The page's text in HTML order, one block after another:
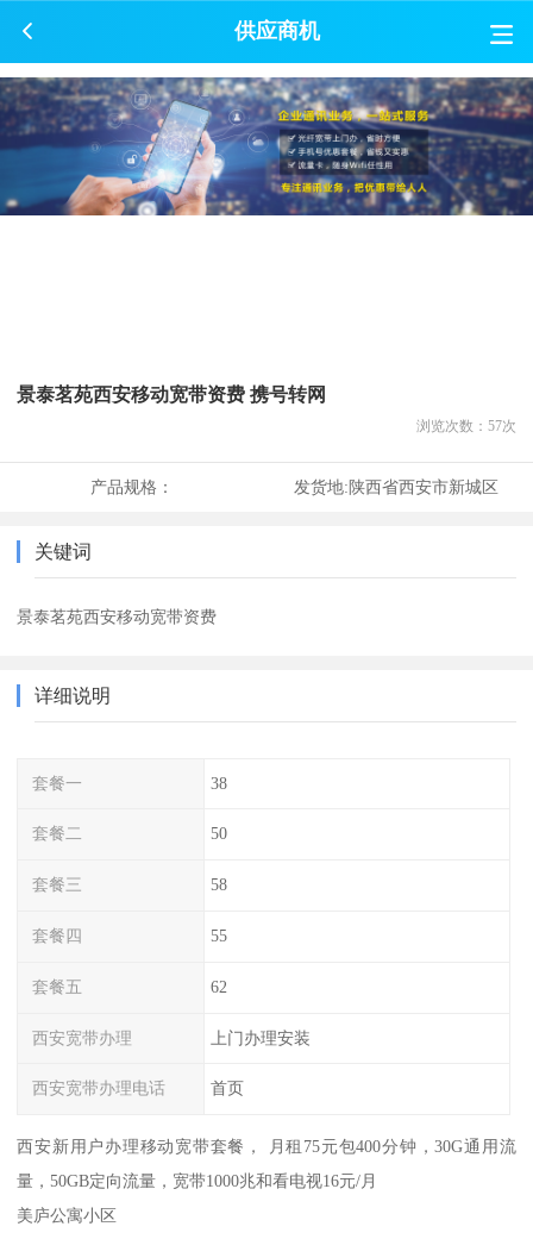
供应商机
景泰茗苑西安移动宽带资费 携号转网
浏览次数： 57次
产品规格： 发货地:陕西省西安市新城区
关键词
景泰茗苑西安移动宽带资费
详细说明
套餐一 38
套餐二 50
套餐三 58
套餐四 55
套餐五 62
西安宽带办理 上门办理安装
西安宽带办理电话 首页
西安新用户办理移动宽带套餐， 月租75元包400分钟，30G通用流
量，50GB定向流量，宽带1000兆和看电视16元/月
美庐公寓小区